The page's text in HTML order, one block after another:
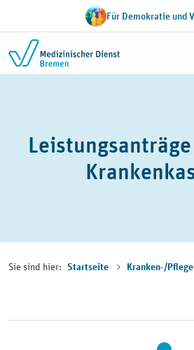
Zum Inhalt springenFür Demokratie und
Sie sind hier: Startseite Kranken-/